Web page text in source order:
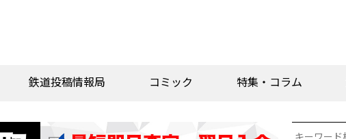
鉄道投稿情報局 コミック 特集・コラム